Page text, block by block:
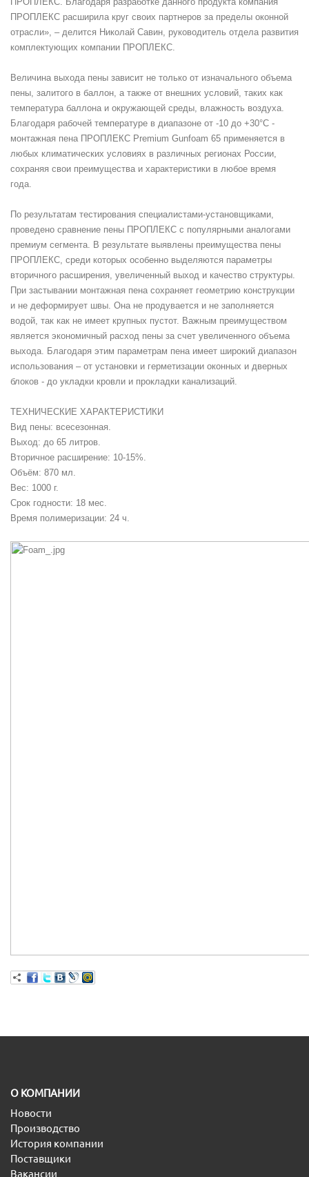
ПРОПЛЕКС расширила круг своих партнеров за пределы оконной
отрасли», – делится Николай Савин, руководитель отдела развития
комплектующих компании ПРОПЛЕКС.
Величина выхода пены зависит не только от изначального объема
пены, залитого в баллон, а также от внешних условий, таких как
температура баллона и окружающей среды, влажность воздуха.
Благодаря рабочей температуре в диапазоне от -10 до +30°С -
монтажная пена ПРОПЛЕКС Premium Gunfoam 65 применяется в
любых климатических условиях в различных регионах России,
сохраняя свои преимущества и характеристики в любое время
года.
По результатам тестирования специалистами-установщиками,
проведено сравнение пены ПРОПЛЕКС с популярными аналогами
премиум сегмента. В результате выявлены преимущества пены
ПРОПЛЕКС, среди которых особенно выделяются параметры
вторичного расширения, увеличенный выход и качество структуры.
При застывании монтажная пена сохраняет геометрию конструкции
и не деформирует швы. Она не продувается и не заполняется
водой, так как не имеет крупных пустот. Важным преимуществом
является экономичный расход пены за счет увеличенного объема
выхода. Благодаря этим параметрам пена имеет широкий диапазон
использования – от установки и герметизации оконных и дверных
блоков - до укладки кровли и прокладки канализаций.
ТЕХНИЧЕСКИЕ ХАРАКТЕРИСТИКИ
Вид пены: всесезонная.
Выход: до 65 литров.
Вторичное расширение: 10-15%.
Объём: 870 мл.
Вес: 1000 г.
Срок годности: 18 мес.
Время полимеризации: 24 ч.
O КОМПАНИИ
Новости
Производство
История компании
Поставщики
Вакансии